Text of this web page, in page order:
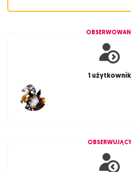
1 użytkownik